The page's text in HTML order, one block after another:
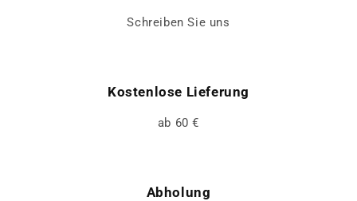
Schreiben Sie uns
Kostenlose Lieferung
ab 60 €
Abholung